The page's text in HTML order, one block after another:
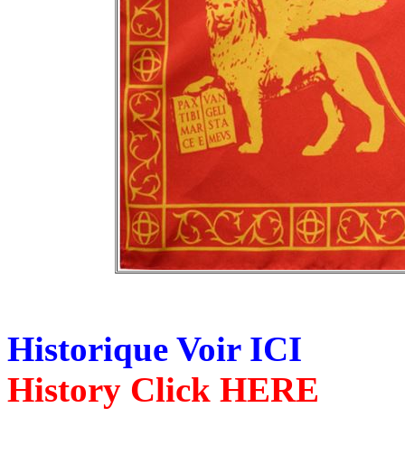
Historique Voir ICI
History Click HERE